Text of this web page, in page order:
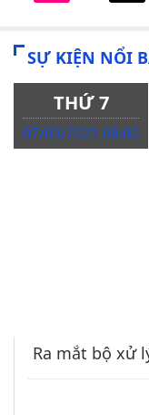
SỰ KIỆN NỔI
THỨ 7
07/03/2021 08:00
Ra mắt bộ xử